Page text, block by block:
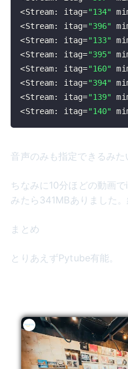
<Stream: itag="134"
<Stream: itag="396"
<Stream: itag="133"
<Stream: itag="395"
<Stream: itag="160"
<Stream: itag="394"
<Stream: itag="139"
<Stream: itag="140"
音声のみも指定できるみた
ちなみに10分ほどの動画
みたら341MBありました。
まとめ
とりあえずPytube有能。